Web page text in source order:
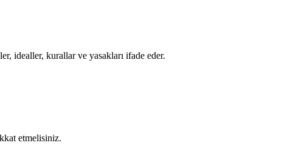
idealler, kurallar ve yasakları ifade eder.
etmelisiniz.